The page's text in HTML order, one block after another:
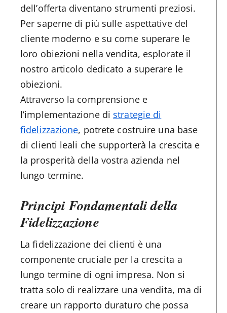
dell’offerta diventano strumenti preziosi.
Per saperne di più sulle aspettative del
cliente moderno e su come superare le
loro obiezioni nella vendita, esplorate il
nostro articolo dedicato a superare le
obiezioni.
Attraverso la comprensione e
l’implementazione di strategie di
fidelizzazione, potrete costruire una base
di clienti leali che supporterà la crescita e
la prosperità della vostra azienda nel
lungo termine.
Principi Fondamentali della
Fidelizzazione
La fidelizzazione dei clienti è una
componente cruciale per la crescita a
lungo termine di ogni impresa. Non si
tratta solo di realizzare una vendita, ma di
creare un rapporto duraturo che possa